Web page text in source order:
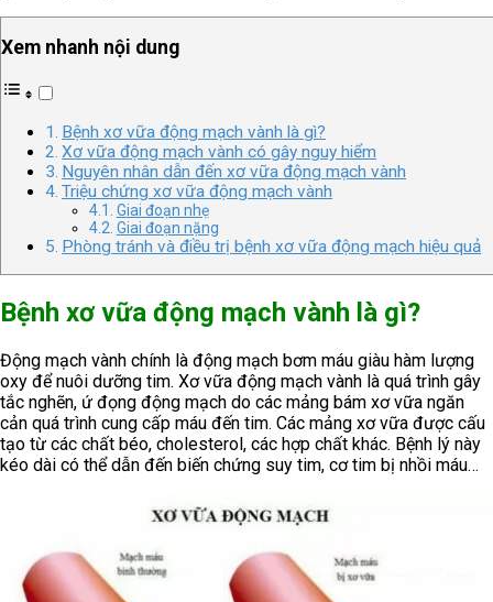
Xem nhanh nội dung
Bệnh xơ vữa động mạch vành là gì?
Xơ vữa động mạch vành có gây nguy hiểm
Nguyên nhân dẫn đến xơ vữa động mạch vành
Triệu chứng xơ vữa động mạch vành
Giai đoạn nhẹ
Giai đoạn nặng
Phòng tránh và điều trị bệnh xơ vữa động mạch hiệu quả
Bệnh xơ vữa động mạch vành là gì?
Động mạch vành chính là động mạch bơm máu giàu hàm lượng
oxy để nuôi dưỡng tim. Xơ vữa động mạch vành là quá trình gây
tắc nghẽn, ứ đọng động mạch do các mảng bám xơ vữa ngăn
cản quá trình cung cấp máu đến tim. Các mảng xơ vữa được cấu
tạo từ các chất béo, cholesterol, các hợp chất khác. Bệnh lý này
kéo dài có thể dẫn đến biến chứng suy tim, cơ tim bị nhồi máu…